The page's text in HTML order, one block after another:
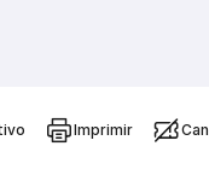
Imprimir